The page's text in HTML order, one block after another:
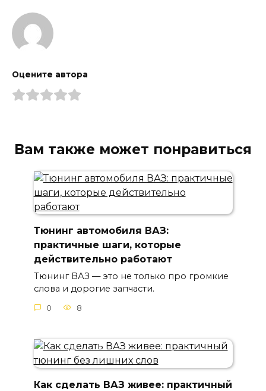
Оцените автора
Вам также может понравиться
Тюнинг автомобиля ВАЗ:
практичные шаги, которые
действительно работают
Тюнинг ВАЗ — это не только про громкие
слова и дорогие запчасти.
0 8
Как сделать ВАЗ живее: практичный